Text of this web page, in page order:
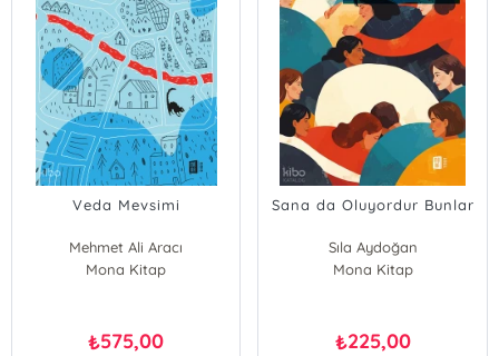
Veda Mevsimi
Mehmet Ali Aracı
Mona Kitap
₺575,00
Sana da Oluyordur Bunlar
Sıla Aydoğan
Mona Kitap
₺225,00